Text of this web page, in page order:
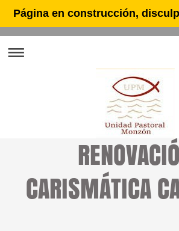
Página en construcción,
CARISMÁTICA